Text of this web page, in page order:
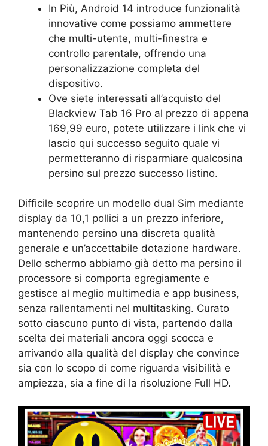
In Più, Android 14 introduce funzionalità
innovative come possiamo ammettere
che multi-utente, multi-finestra e
controllo parentale, offrendo una
personalizzazione completa del
dispositivo.
Ove siete interessati all’acquisto del
Blackview Tab 16 Pro al prezzo di appena
169,99 euro, potete utilizzare i link che vi
lascio qui successo seguito quale vi
permetteranno di risparmiare qualcosina
persino sul prezzo successo listino.
Difficile scoprire un modello dual Sim mediante
display da 10,1 pollici a un prezzo inferiore,
mantenendo persino una discreta qualità
generale e un’accettabile dotazione hardware.
Dello schermo abbiamo già detto ma persino il
processore si comporta egregiamente e
gestisce al meglio multimedia e app business,
senza rallentamenti nel multitasking. Curato
sotto ciascuno punto di vista, partendo dalla
scelta dei materiali ancora oggi scocca e
arrivando alla qualità del display che convince
sia con lo scopo di come riguarda visibilità e
ampiezza, sia a fine di la risoluzione Full HD.